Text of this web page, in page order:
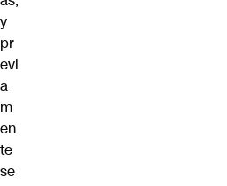
y
pr
evi
a
m
en
te
se